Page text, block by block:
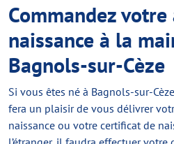
Commandez
naissance à la
Bagnols-sur-Cèze
Si vous êtes né à Bagnols-sur-
fera un plaisir de vous délivrer
naissance ou votre certificat de